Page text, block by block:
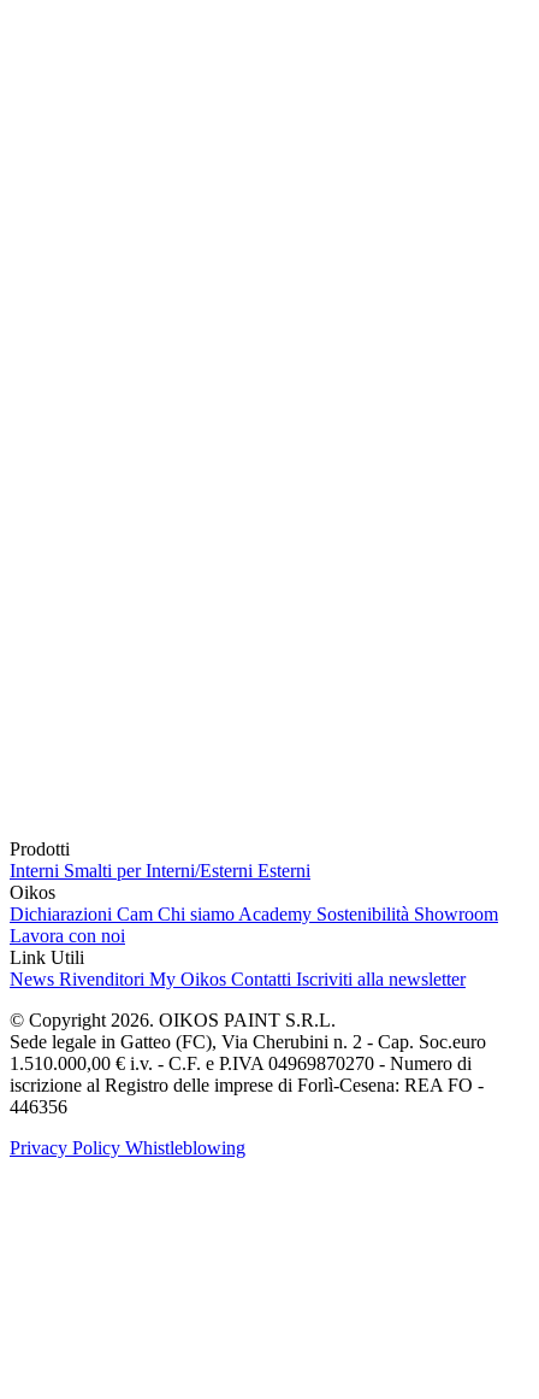
Prodotti
Interni Smalti per Interni/Esterni Esterni
Oikos
Dichiarazioni Cam Chi siamo Academy Sostenibilità Showroom
Lavora con noi
Link Utili
News Rivenditori My Oikos Contatti Iscriviti alla newsletter
© Copyright 2026. OIKOS PAINT S.R.L.
Sede legale in Gatteo (FC), Via Cherubini n. 2 - Cap. Soc.euro
1.510.000,00 € i.v. - C.F. e P.IVA 04969870270 - Numero di
iscrizione al Registro delle imprese di Forlì-Cesena: REA FO -
446356
Privacy Policy Whistleblowing